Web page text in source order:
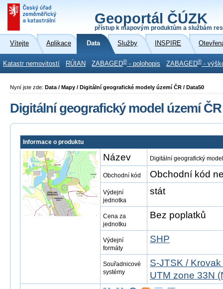
Geoportál ČÚZK
přístup k mapovým produktům a službám
Vítejte Aplikace Data Služby INSPIRE
Katastr nemovitostí RÚIAN ZABAGED® - polohopis ZABAGED® -
Nyní jste zde: Data / Mapy / Digitální geografické modely území ČR / Data50
Digitální geografický model území ČR
Informace o produktu
Název Digitální geografický
Obchodní kód Obchodní kód
Výdejní
jednotka
stát
Cena za
jednotku
Bez poplatků
Výdejní
formáty
SHP
Souřadnicové
systémy
S-JTSK /
UTM zone 33N